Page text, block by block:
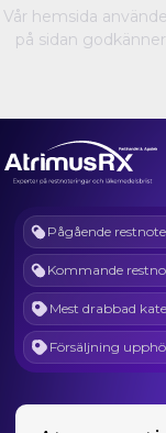
Pågående
Kommande
Mest drabbad
Försäljning
Vår hemsida
på sidan